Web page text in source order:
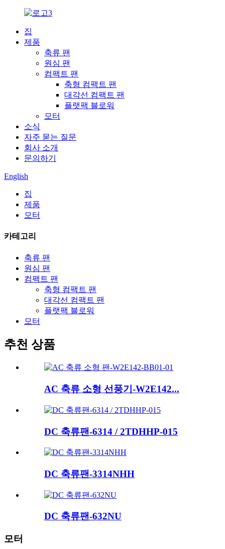
집
제품
축류 팬
원심 팬
컴팩트 팬
축형 컴팩트 팬
대각선 컴팩트 팬
플랫팩 블로워
모터
소식
자주 묻는 질문
회사 소개
문의하기
English
집
제품
모터
카테고리
축류 팬
원심 팬
컴팩트 팬
축형 컴팩트 팬
대각선 컴팩트 팬
플랫팩 블로워
모터
추천 상품
AC 축류 소형 선풍기-W2E142...
DC 축류팬-6314 / 2TDHHP-015
DC 축류팬-3314NHH
DC 축류팬-632NU
모터